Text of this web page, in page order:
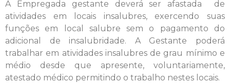
A Empregada gestante deverá ser afastada de
atividades em locais insalubres, exercendo suas
funções em local salubre sem o pagamento do
adicional de insalubridade. A Gestante poderá
trabalhar em atividades insalubres de grau mínimo e
médio desde que apresente, voluntariamente,
atestado médico permitindo o trabalho nestes locais.